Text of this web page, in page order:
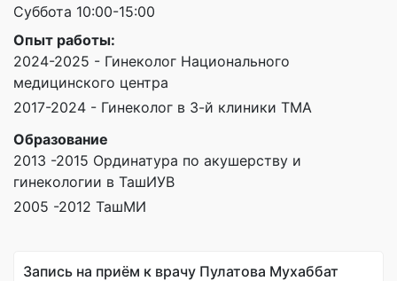
Суббота 10:00-15:00
Опыт работы:
2024-2025 - Гинеколог Национального
медицинского центра
2017-2024 - Гинеколог в 3-й клиники ТМА
Образование
2013 -2015 Ординатура по акушерству и
гинекологии в ТашИУВ
2005 -2012 ТашМИ
Запись на приём к врачу Пулатова Мухаббат